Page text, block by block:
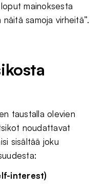
mainoksesta
samoja virheitä”.
taustalla olevien
noudattavat
sisältää joku
interest)